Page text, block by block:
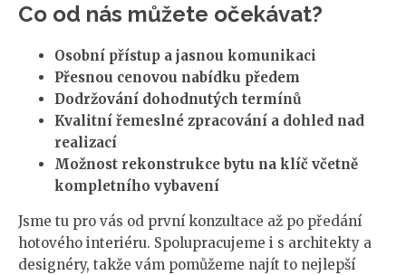
Co od nás můžete očekávat?
Osobní přístup a jasnou komunikaci
Přesnou cenovou nabídku předem
Dodržování dohodnutých termínů
Kvalitní řemeslné zpracování a dohled nad
realizací
Možnost rekonstrukce bytu na klíč včetně
kompletního vybavení
Jsme tu pro vás od první konzultace až po předání
hotového interiéru. Spolupracujeme i s architekty a
designéry, takže vám pomůžeme najít to nejlepší